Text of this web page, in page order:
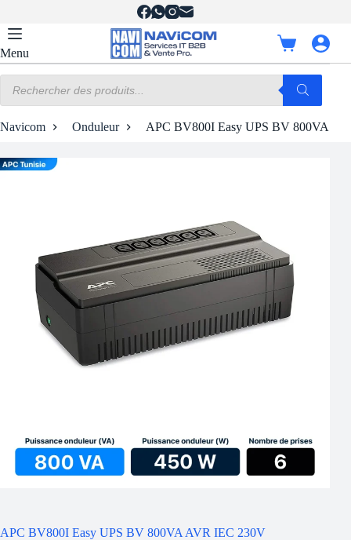
contenu
Menu
Panier
d’achat
produits
Navicom Onduleur APC BV800I Easy UPS BV 800VA
APC BV800I Easy UPS BV 800VA AVR IEC 230V